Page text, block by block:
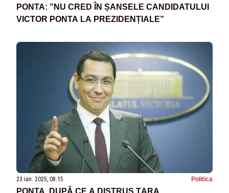
PONTA: ”NU CRED ÎN ȘANSELE CANDIDATULUI
VICTOR PONTA LA PREZIDENȚIALE”
23 ian. 2025, 08:15 Politica
PONTA, DUPĂ CE A DISTRUS ȚARA,